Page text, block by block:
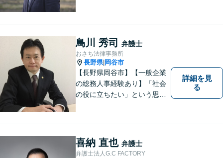
鳥川 秀司 弁護士
おさち法律事務所
長野県| 岡谷市
【長野県岡谷市】【一般企業
の総務人事経験あり】「社会
の役に立ちたい」という思い
谷市・長野県中南信の人々の
権利を守るために懸命に働き
ます。離婚・借金・交通事故
詳細を見
る
喜納 直也 弁護士
弁護士法人G.C FACTORY